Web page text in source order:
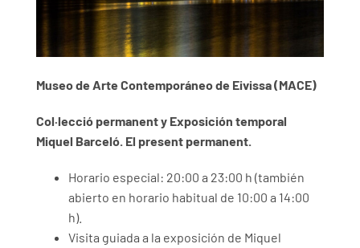
Museo de Arte Contemporáneo de Eivissa (MACE)
Col·lecció permanent y Exposición temporal
Miquel Barceló. El present permanent.
Horario especial: 20:00 a 23:00 h (también
abierto en horario habitual de 10:00 a 14:00
h).
Visita guiada a la exposición de Miquel